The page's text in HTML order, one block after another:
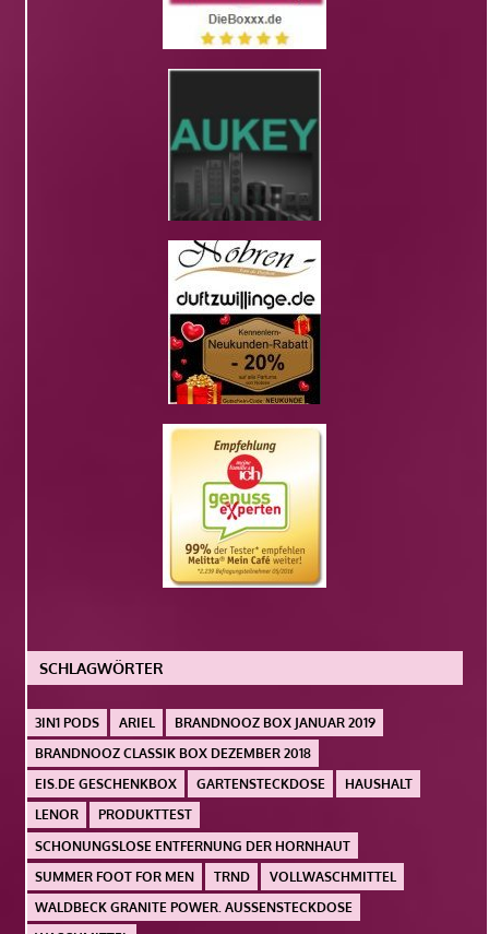
SCHLAGWÖRTER
3IN1 PODS ARIEL
BRANDNOOZ BOX JANUAR 2019
BRANDNOOZ CLASSIK BOX DEZEMBER 2018
EIS.DE GESCHENKBOX
GARTENSTECKDOSE
HAUSHALT
LENOR
PRODUKTTEST
SCHONUNGSLOSE ENTFERNUNG DER HORNHAUT
SUMMER FOOT FOR MEN
TRND
VOLLWASCHMITTEL
WALDBECK GRANITE POWER. AUSSENSTECKDOSE